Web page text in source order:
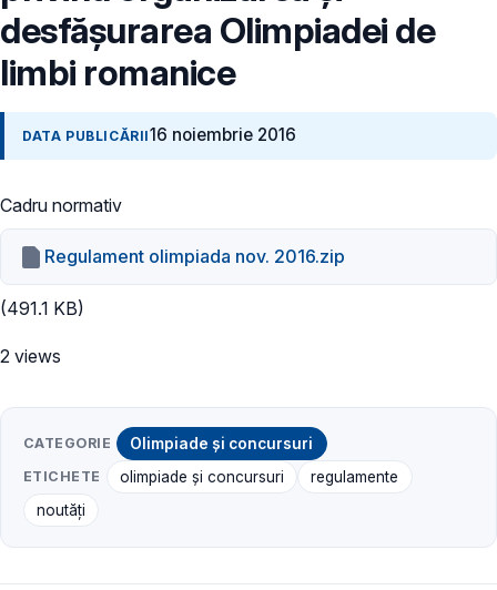
desfășurarea Olimpiadei de
limbi romanice
DATA PUBLICĂRII16 noiembrie 2016
Cadru normativ
Regulament olimpiada nov. 2016.zip
(491.1 KB)
2 views
CATEGORIE Olimpiade și concursuri
ETICHETE olimpiade și concursuri
regulamente
noutăți